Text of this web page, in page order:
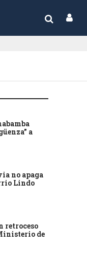
a
no apaga
Lindo
retroceso
de